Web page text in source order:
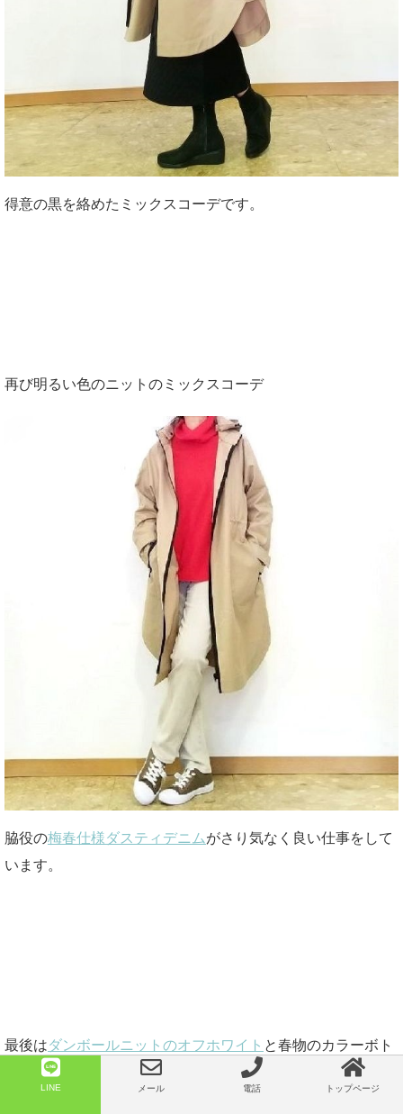
得意の黒を絡めたミックスコーデです。
再び明るい色のニットのミックスコーデ
脇役の梅春仕様ダスティデニムがさり気なく良い仕事をして
います。
最後はダンボールニットのオフホワイト と春物のカラーボト
LINE メール 電話 トップページ